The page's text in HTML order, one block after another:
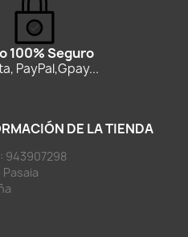
100% Seguro
PayPal,Gpay...
DE LA TIENDA
943907298
Pasaia